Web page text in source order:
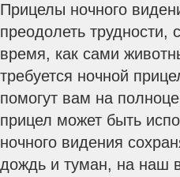
Прицелы ночного
преодолеть трудности,
время, как сами
требуется ночной
помогут вам на
прицел может быть
ночного видения
дождь и туман, на наш